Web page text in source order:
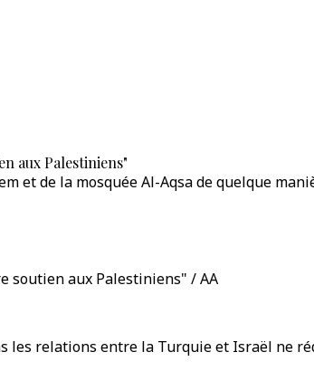
aux Palestiniens"
et de la mosquée Al-Aqsa de quelque
soutien aux Palestiniens" / AA
les relations entre la Turquie et Israël ne